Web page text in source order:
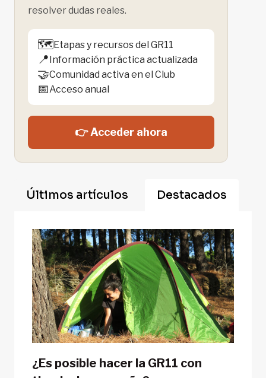
resolver dudas reales.
🗺️Etapas y recursos del GR11
📍Información práctica actualizada
🤝Comunidad activa en el Club
📅Acceso anual
👉 Acceder ahora
Últimos artículos Destacados
¿Es posible hacer la GR11 con